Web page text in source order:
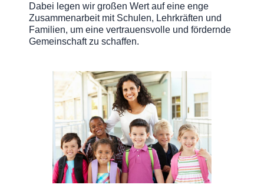
Dabei legen wir großen Wert auf eine enge
Zusammenarbeit mit Schulen, Lehrkräften und
Familien, um eine vertrauensvolle und fördernde
Gemeinschaft zu schaffen.